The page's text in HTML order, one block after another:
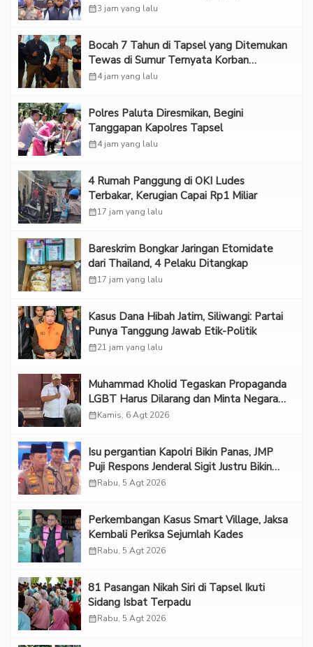
calendar_month3 jam yang lalu
Bocah 7 Tahun di Tapsel yang Ditemukan
Tewas di Sumur Ternyata Korban
Kekerasan Seksual
calendar_month4 jam yang lalu
Polres Paluta Diresmikan, Begini
Tanggapan Kapolres Tapsel
calendar_month4 jam yang lalu
‎4 Rumah Panggung di OKI Ludes
Terbakar, Kerugian Capai Rp1 Miliar
calendar_month17 jam yang lalu
Bareskrim Bongkar Jaringan Etomidate
dari Thailand, 4 Pelaku Ditangkap
calendar_month17 jam yang lalu
Kasus Dana Hibah Jatim, Siliwangi: Partai
Punya Tanggung Jawab Etik-Politik
calendar_month21 jam yang lalu
Muhammad Kholid Tegaskan Propaganda
LGBT Harus Dilarang dan Minta Negara
Melindungi Korban
calendar_monthKamis, 6 Agt 2026
Isu pergantian Kapolri Bikin Panas, JMP
Puji Respons Jenderal Sigit Justru Bikin
“Adem”
calendar_monthRabu, 5 Agt 2026
Perkembangan Kasus Smart Village, Jaksa
Kembali Periksa Sejumlah Kades
calendar_monthRabu, 5 Agt 2026
81 Pasangan Nikah Siri di Tapsel Ikuti
Sidang Isbat Terpadu
calendar_monthRabu, 5 Agt 2026